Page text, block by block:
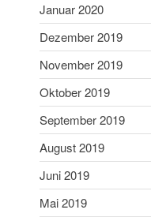
Januar 2020
Dezember 2019
November 2019
Oktober 2019
September 2019
August 2019
Juni 2019
Mai 2019